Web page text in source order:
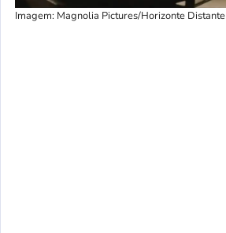
Imagem: Magnolia Pictures/Horizonte Distante